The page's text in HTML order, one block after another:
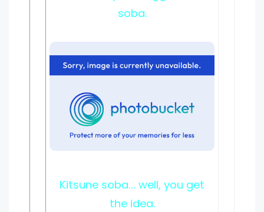
soba.
Kitsune soba… well, you get
the idea.